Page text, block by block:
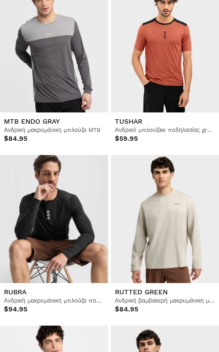
MTB ENDO GRAY
Ανδρική μακρυμάνικη μπλούζα MTB
$84.95
TUSHAR
Ανδρικό μπλουζάκι ποδηλασίας gravel
$59.95
RUBRA
Ανδρική μακρυμάνικη μπλούζα ποδηλασίας gravel
$94.95
RUTTED GREEN
Ανδρική βαμβακερή μακρυμάνικη μπλούζα ποδηλασίας gravel
$84.95